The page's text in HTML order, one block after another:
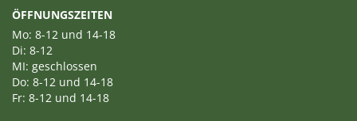
ÖFFNUNGSZEITEN
Mo: 8-12 und 14-18
Di: 8-12
MI: geschlossen
Do: 8-12 und 14-18
Fr: 8-12 und 14-18